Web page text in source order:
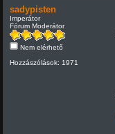
sadypisten
Imperátor
Fórum Moderátor
Nem elérhető
Hozzászólások: 1971